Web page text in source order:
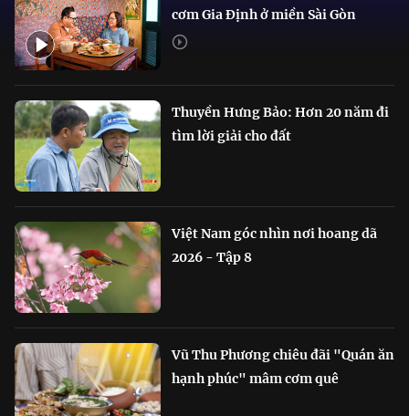
cơm Gia Định ở miền Sài Gòn
Thuyền Hưng Bảo: Hơn 20 năm đi
tìm lời giải cho đất
Việt Nam góc nhìn nơi hoang dã
2026 - Tập 8
Vũ Thu Phương chiêu đãi "Quán ăn
hạnh phúc" mâm cơm quê